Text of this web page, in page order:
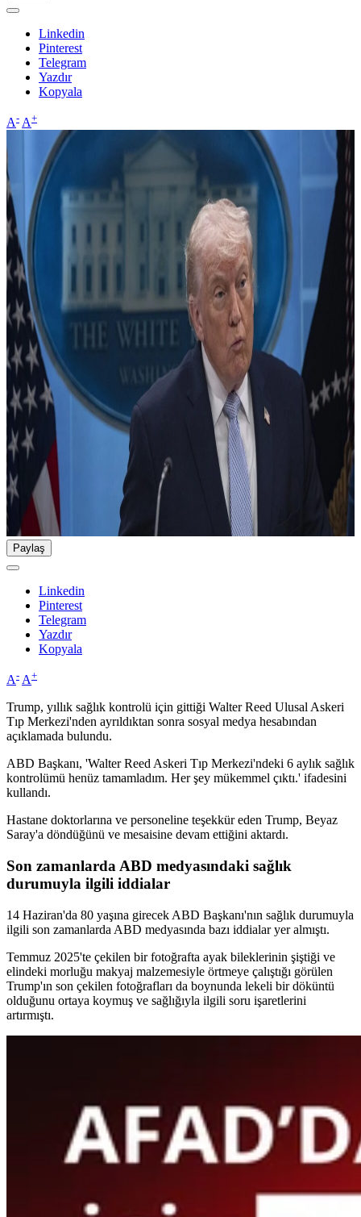
Linkedin
Pinterest
Telegram
Yazdır
Kopyala
A- A+
Paylaş
Linkedin
Pinterest
Telegram
Yazdır
Kopyala
A- A+
Trump, yıllık sağlık kontrolü için gittiği Walter Reed Ulusal Askeri
Tıp Merkezi'nden ayrıldıktan sonra sosyal medya hesabından
açıklamada bulundu.
ABD Başkanı, 'Walter Reed Askeri Tıp Merkezi'ndeki 6 aylık sağlık
kontrolümü henüz tamamladım. Her şey mükemmel çıktı.' ifadesini
kullandı.
Hastane doktorlarına ve personeline teşekkür eden Trump, Beyaz
Saray'a döndüğünü ve mesaisine devam ettiğini aktardı.
Son zamanlarda ABD medyasındaki sağlık
durumuyla ilgili iddialar
14 Haziran'da 80 yaşına girecek ABD Başkanı'nın sağlık durumuyla
ilgili son zamanlarda ABD medyasında bazı iddialar yer almıştı.
Temmuz 2025'te çekilen bir fotoğrafta ayak bileklerinin şiştiği ve
elindeki morluğu makyaj malzemesiyle örtmeye çalıştığı görülen
Trump'ın son çekilen fotoğrafları da boynunda lekeli bir döküntü
olduğunu ortaya koymuş ve sağlığıyla ilgili soru işaretlerini
artırmıştı.